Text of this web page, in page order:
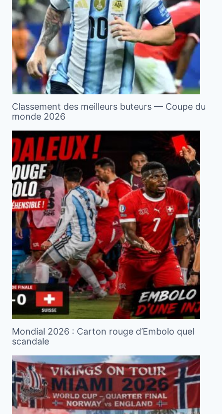
Classement des meilleurs buteurs — Coupe du
monde 2026
Mondial 2026 : Carton rouge d’Embolo quel
scandale